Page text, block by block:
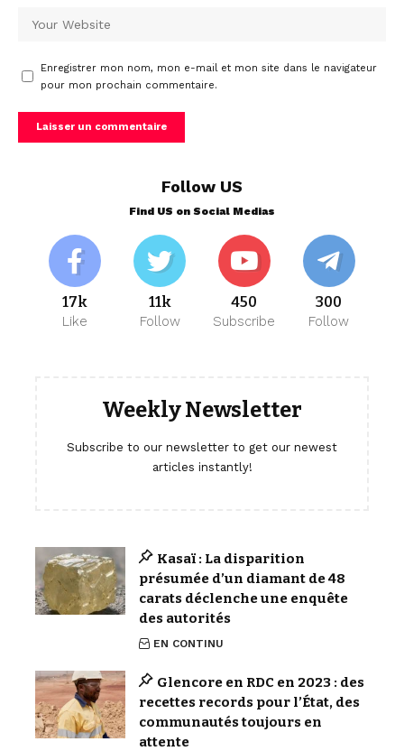
Enregistrer mon nom, mon e-mail et mon site dans le navigateur
pour mon prochain commentaire.
Follow US
Find US on Social Medias
17k
Like
11k
Follow
450
Subscribe
300
Follow
Weekly Newsletter
Subscribe to our newsletter to get our newest
articles instantly!
Kasaï : La disparition
présumée d’un diamant de 48
carats déclenche une enquête
des autorités
EN CONTINU
Glencore en RDC en 2023 : des
recettes records pour l’État, des
communautés toujours en
attente